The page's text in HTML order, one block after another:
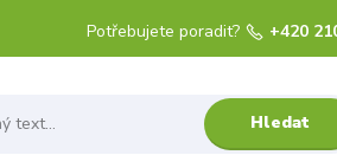
Hledat
Potřebujete poradit? +420